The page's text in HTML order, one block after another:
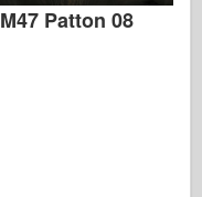
M47 Patton 08